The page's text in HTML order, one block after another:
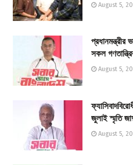
August 5,
প্রধানমন্ত্রীর
সকল
August 5,
জুলাই স্মৃতি
August 5,